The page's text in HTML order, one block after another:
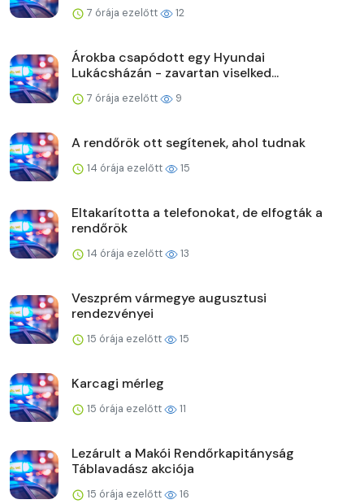
7 órája ezelőtt 12
Árokba csapódott egy Hyundai
Lukácsházán - zavartan viselked...
7 órája ezelőtt 9
A rendőrök ott segítenek, ahol tudnak
14 órája ezelőtt 15
Eltakarította a telefonokat, de elfogták a
rendőrök
14 órája ezelőtt 13
Veszprém vármegye augusztusi
rendezvényei
15 órája ezelőtt 15
Karcagi mérleg
15 órája ezelőtt 11
Lezárult a Makói Rendőrkapitányság
Táblavadász akciója
15 órája ezelőtt 16